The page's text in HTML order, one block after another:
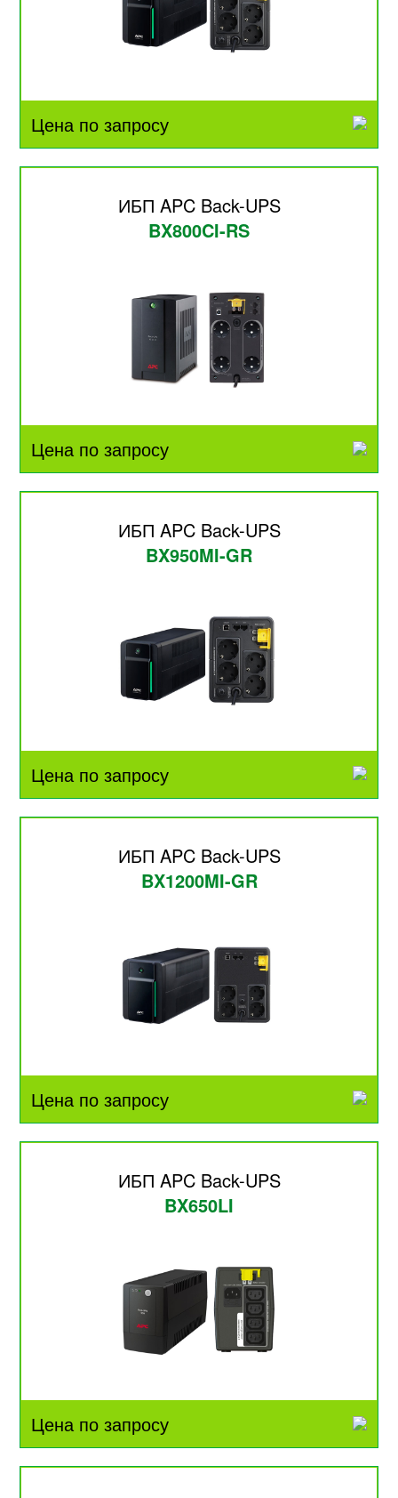
Цена по запросу
ИБП APC Back-UPS
BX800CI-RS
Цена по запросу
ИБП APC Back-UPS
BX950MI-GR
Цена по запросу
ИБП APC Back-UPS
BX1200MI-GR
Цена по запросу
ИБП APC Back-UPS
BX650LI
Цена по запросу